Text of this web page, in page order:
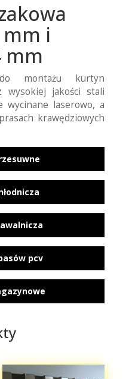
i
mm
montażu kurtyn
wysokiej jakości stali
wycinane laserowo, a
krawędziowych
pcv